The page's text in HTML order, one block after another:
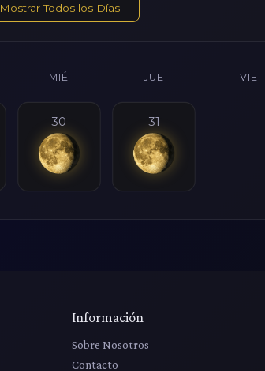
Mostrar Todos los Días
MIÉ JUE VIE
30 31
Información
Sobre Nosotros
Contacto